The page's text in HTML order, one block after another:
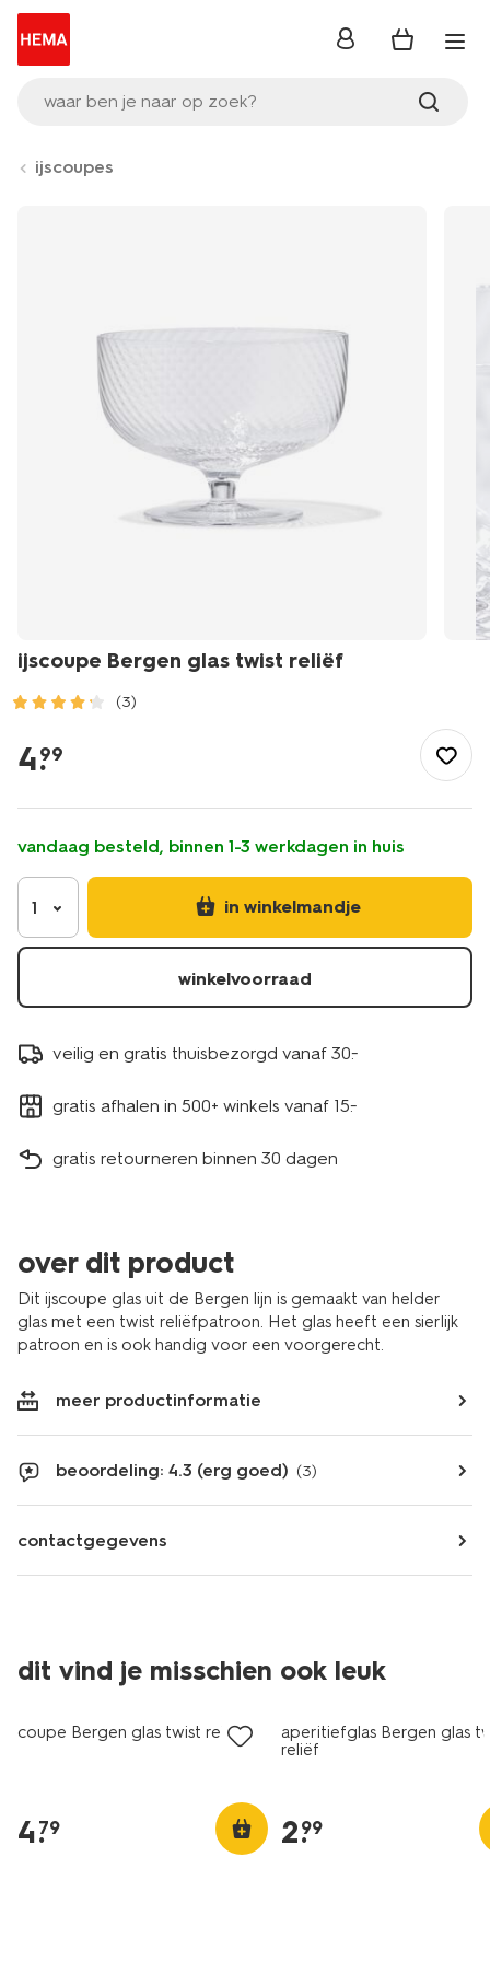
waar ben je naar op zoek?
inloggen
ijscoupes
ijscoupe Bergen glas twist reliëf
(3)
tafelen/glaswerk/coupes/ijscoupe-
bergen-
twist-
relief-
9401156.html
4.
99
vandaag besteld, binnen 1-3 werkdagen in huis
1 in winkelmandje
winkelvoorraad
veilig en gratis thuisbezorgd vanaf 30.-
gratis afhalen in 500+ winkels vanaf 15.-
gratis retourneren binnen 30 dagen
over dit product
Dit ijscoupe glas uit de Bergen lijn is gemaakt van helder
glas met een twist reliëfpatroon. Het glas heeft een sierlijk
patroon en is ook handig voor een voorgerecht.
meer productinformatie
beoordeling: 4.3 (erg goed) (3)
contactgegevens
dit vind je misschien ook leuk
coupe Bergen glas twist reliëf
4.
79
aperitiefglas Bergen glas
reliëf
2.
99